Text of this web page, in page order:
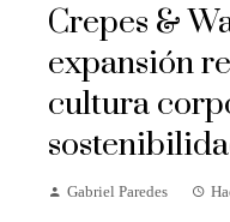
Crepes &
expansión
cultura
Gabriel Paredes